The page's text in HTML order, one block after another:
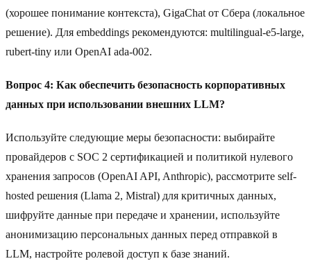
(хорошее понимание контекста), GigaChat от Сбера (локальное
решение). Для embeddings рекомендуются: multilingual-e5-large,
rubert-tiny или OpenAI ada-002.
Вопрос 4: Как обеспечить безопасность корпоративных
данных при использовании внешних LLM?
Используйте следующие меры безопасности: выбирайте
провайдеров с SOC 2 сертификацией и политикой нулевого
хранения запросов (OpenAI API, Anthropic), рассмотрите self-
hosted решения (Llama 2, Mistral) для критичных данных,
шифруйте данные при передаче и хранении, используйте
анонимизацию персональных данных перед отправкой в
LLM, настройте ролевой доступ к базе знаний.